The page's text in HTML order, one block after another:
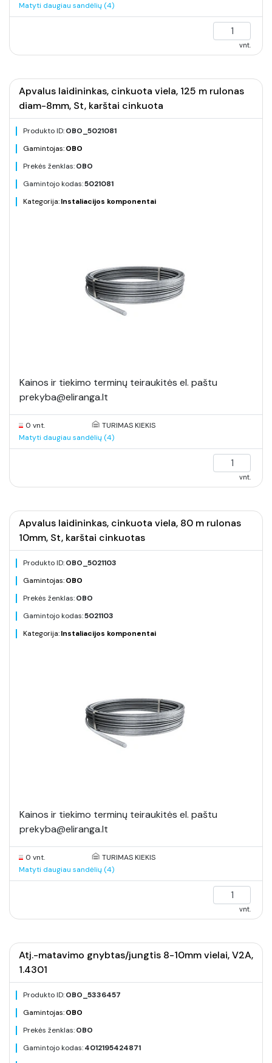
Matyti daugiau sandėlių (4)
vnt.
Apvalus laidininkas, cinkuota viela, 125 m rulonas
diam-8mm, St, karštai cinkuota
Produkto ID:OBO_5021081
Gamintojas:OBO
Prekės ženklas:OBO
Gamintojo kodas:5021081
Kategorija:Instaliacijos komponentai
Kainos ir tiekimo terminų teiraukitės el. paštu
prekyba@eliranga.lt
0 vnt.
TURIMAS KIEKIS
Matyti daugiau sandėlių (4)
vnt.
Apvalus laidininkas, cinkuota viela, 80 m rulonas
10mm, St, karštai cinkuotas
Produkto ID:OBO_5021103
Gamintojas:OBO
Prekės ženklas:OBO
Gamintojo kodas:5021103
Kategorija:Instaliacijos komponentai
Kainos ir tiekimo terminų teiraukitės el. paštu
prekyba@eliranga.lt
0 vnt.
TURIMAS KIEKIS
Matyti daugiau sandėlių (4)
vnt.
Atj.-matavimo gnybtas/jungtis 8-10mm vielai, V2A,
1.4301
Produkto ID:OBO_5336457
Gamintojas:OBO
Prekės ženklas:OBO
Gamintojo kodas:4012195424871